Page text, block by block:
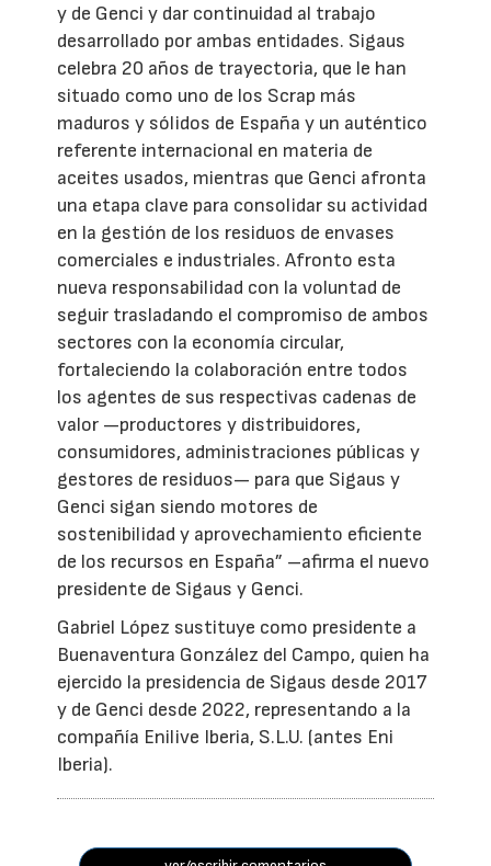
y de Genci y dar continuidad al trabajo
desarrollado por ambas entidades. Sigaus
celebra 20 años de trayectoria, que le han
situado como uno de los Scrap más
maduros y sólidos de España y un auténtico
referente internacional en materia de
aceites usados, mientras que Genci afronta
una etapa clave para consolidar su actividad
en la gestión de los residuos de envases
comerciales e industriales. Afronto esta
nueva responsabilidad con la voluntad de
seguir trasladando el compromiso de ambos
sectores con la economía circular,
fortaleciendo la colaboración entre todos
los agentes de sus respectivas cadenas de
valor —productores y distribuidores,
consumidores, administraciones públicas y
gestores de residuos— para que Sigaus y
Genci sigan siendo motores de
sostenibilidad y aprovechamiento eficiente
de los recursos en España” –afirma el nuevo
presidente de Sigaus y Genci.
Gabriel López sustituye como presidente a
Buenaventura González del Campo, quien ha
ejercido la presidencia de Sigaus desde 2017
y de Genci desde 2022, representando a la
compañía Enilive Iberia, S.L.U. (antes Eni
Iberia).